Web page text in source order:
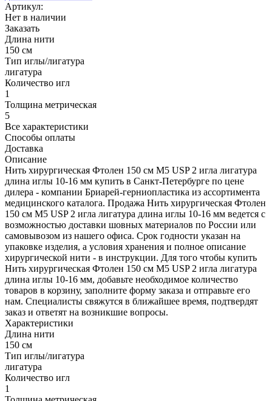
Артикул:
Нет в наличии
Заказать
Длина нити
150 см
Тип иглы/лигатура
лигатура
Количество игл
1
Толщина метрическая
5
Все характеристики
Способы оплаты
Доставка
Описание
Нить хирургическая Фтолен 150 см М5 USP 2 игла лигатура
длина иглы 10-16 мм купить в Санкт-Петербурге по цене
дилера - компании Бриарей-герниопластика из ассортимента
медицинского каталога. Продажа Нить хирургическая Фтолен
150 см М5 USP 2 игла лигатура длина иглы 10-16 мм ведется с
возможностью доставки шовных материалов по России или
самовывозом из нашего офиса. Срок годности указан на
упаковке изделия, а условия хранения и полное описание
хирургической нити - в инструкции. Для того чтобы купить
Нить хирургическая Фтолен 150 см М5 USP 2 игла лигатура
длина иглы 10-16 мм, добавьте необходимое количество
товаров в корзину, заполните форму заказа и отправьте его
нам. Специалисты свяжутся в ближайшее время, подтвердят
заказ и ответят на возникшие вопросы.
Характеристики
Длина нити
150 см
Тип иглы/лигатура
лигатура
Количество игл
1